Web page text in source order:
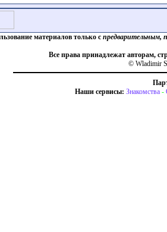
материалов только с предварительным,
Все права принадлежат авторам,
© Wladimir
Наши сервисы: Знакомства -